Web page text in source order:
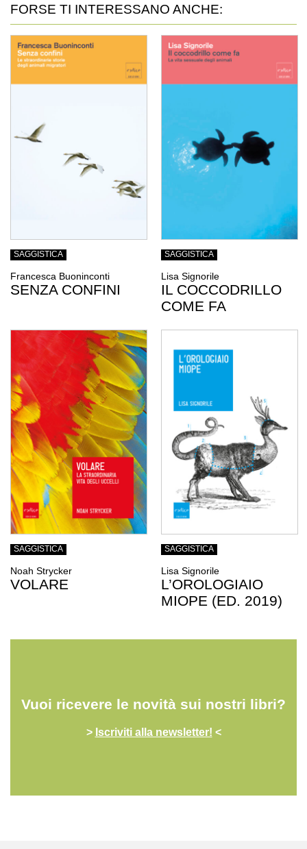
FORSE TI INTERESSANO ANCHE:
SAGGISTICA
Francesca Buoninconti
SENZA CONFINI
SAGGISTICA
Lisa Signorile
IL COCCODRILLO
COME FA
SAGGISTICA
Noah Strycker
VOLARE
SAGGISTICA
Lisa Signorile
L’OROLOGIAIO
MIOPE (ED. 2019)
Vuoi ricevere le novità sui nostri libri?
> Iscriviti alla newsletter! <